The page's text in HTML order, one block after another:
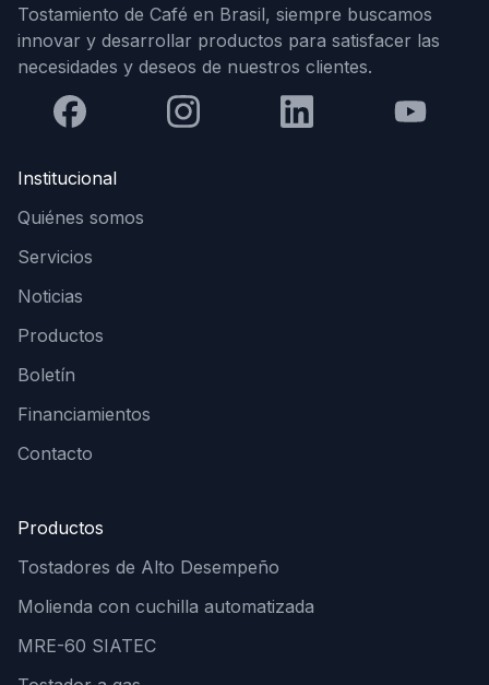
Tostamiento de Café en Brasil, siempre buscamos
innovar y desarrollar productos para satisfacer las
necesidades y deseos de nuestros clientes.
Institucional
Quiénes somos
Servicios
Noticias
Productos
Boletín
Financiamientos
Contacto
Productos
Tostadores de Alto Desempeño
Molienda con cuchilla automatizada
MRE-60 SIATEC